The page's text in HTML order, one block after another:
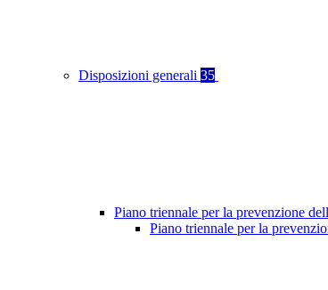
Disposizioni generali 35
Piano triennale per la prevenzione
Piano triennale per la